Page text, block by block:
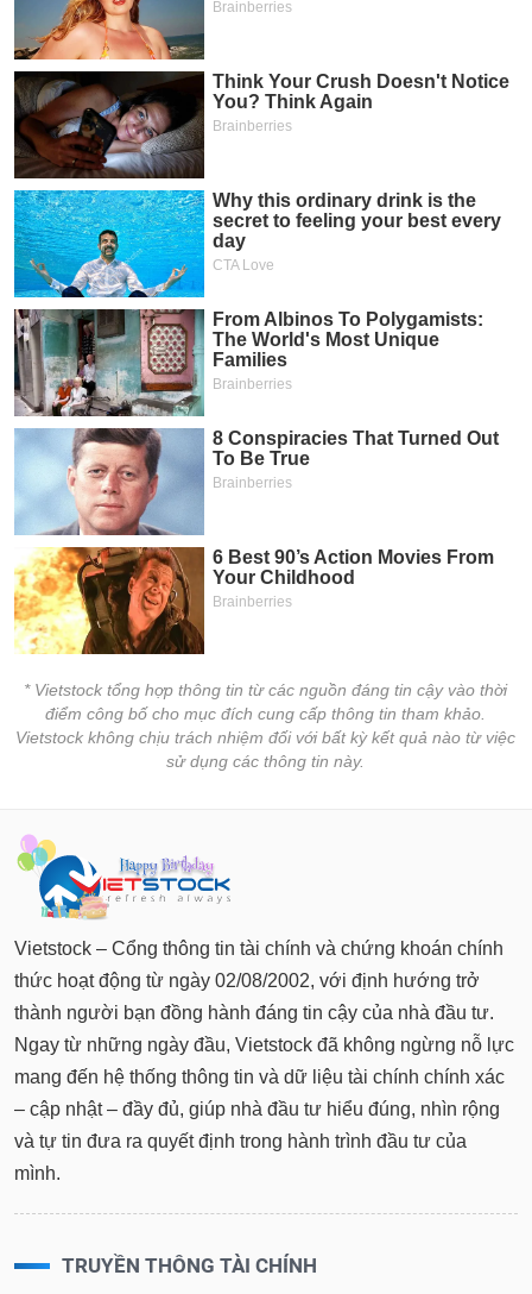
* Vietstock tổng hợp thông tin từ các nguồn đáng tin cậy vào thời
điểm công bố cho mục đích cung cấp thông tin tham khảo.
Vietstock không chịu trách nhiệm đối với bất kỳ kết quả nào từ việc
sử dụng các thông tin này.
Vietstock – Cổng thông tin tài chính và chứng khoán chính
thức hoạt động từ ngày 02/08/2002, với định hướng trở
thành người bạn đồng hành đáng tin cậy của nhà đầu tư.
Ngay từ những ngày đầu, Vietstock đã không ngừng nỗ lực
mang đến hệ thống thông tin và dữ liệu tài chính chính xác
– cập nhật – đầy đủ, giúp nhà đầu tư hiểu đúng, nhìn rộng
và tự tin đưa ra quyết định trong hành trình đầu tư của
mình.
TRUYỀN THÔNG TÀI CHÍNH